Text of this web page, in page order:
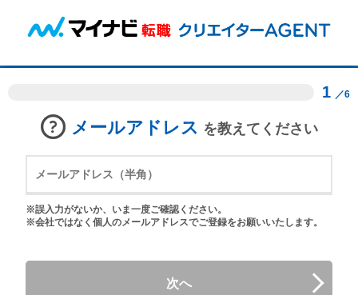
1 ／6
メールアドレス を教えてください
※誤入力がないか、いま一度ご確認ください。
※会社ではなく個人のメールアドレスでご登録をお願いいたします。
次へ